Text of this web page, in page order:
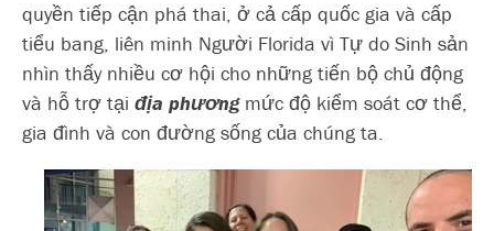
quyền tiếp cận phá thai, ở cả cấp quốc gia và cấp
tiểu bang, liên minh Người Florida vì Tự do Sinh sản
nhìn thấy nhiều cơ hội cho những tiến bộ chủ động
và hỗ trợ tại địa phương mức độ kiểm soát cơ thể,
gia đình và con đường sống của chúng ta.